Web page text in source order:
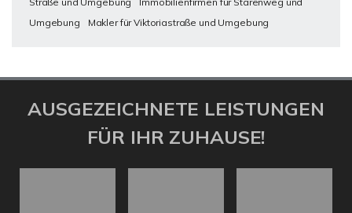
Umgebung
Makler für Viktoriastraße und Umgebung
AUSGEZEICHNETE LEISTUNGEN
FÜR IHR ZUHAUSE!